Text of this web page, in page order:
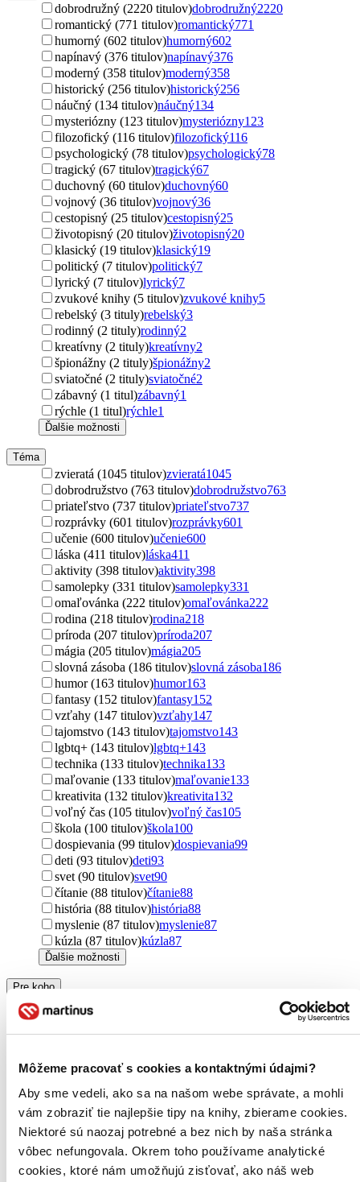
Môžeme pracovať s cookies a kontaktnými údajmi?
Aby sme vedeli, ako sa na našom webe správate, a mohli
vám zobraziť tie najlepšie tipy na knihy, zbierame cookies.
Niektoré sú naozaj potrebné a bez nich by naša stránka
vôbec nefungovala. Okrem toho používame analytické
cookies, ktoré nám umožňujú zisťovať, ako náš web
dobrodružný (2220 titulov)dobrodružný2220
romantický (771 titulov)romantický771
humorný (602 titulov)humorný602
napínavý (376 titulov)napínavý376
moderný (358 titulov)moderný358
historický (256 titulov)historický256
náučný (134 titulov)náučný134
mysteriózny (123 titulov)mysteriózny123
filozofický (116 titulov)filozofický116
psychologický (78 titulov)psychologický78
tragický (67 titulov)tragický67
duchovný (60 titulov)duchovný60
vojnový (36 titulov)vojnový36
cestopisný (25 titulov)cestopisný25
životopisný (20 titulov)životopisný20
klasický (19 titulov)klasický19
politický (7 titulov)politický7
lyrický (7 titulov)lyrický7
zvukové knihy (5 titulov)zvukové knihy5
rebelský (3 tituly)rebelský3
rodinný (2 tituly)rodinný2
kreatívny (2 tituly)kreatívny2
špionážny (2 tituly)špionážny2
sviatočné (2 tituly)sviatočné2
zábavný (1 titul)zábavný1
rýchle (1 titul)rýchle1
Ďalšie možnosti
Téma
zvieratá (1045 titulov)zvieratá1045
dobrodružstvo (763 titulov)dobrodružstvo763
priateľstvo (737 titulov)priateľstvo737
rozprávky (601 titulov)rozprávky601
učenie (600 titulov)učenie600
láska (411 titulov)láska411
aktivity (398 titulov)aktivity398
samolepky (331 titulov)samolepky331
omaľovánka (222 titulov)omaľovánka222
rodina (218 titulov)rodina218
príroda (207 titulov)príroda207
mágia (205 titulov)mágia205
slovná zásoba (186 titulov)slovná zásoba186
humor (163 titulov)humor163
fantasy (152 titulov)fantasy152
vzťahy (147 titulov)vzťahy147
tajomstvo (143 titulov)tajomstvo143
lgbtq+ (143 titulov)lgbtq+143
technika (133 titulov)technika133
maľovanie (133 titulov)maľovanie133
kreativita (132 titulov)kreativita132
voľný čas (105 titulov)voľný čas105
škola (100 titulov)škola100
dospievania (99 titulov)dospievania99
deti (93 titulov)deti93
svet (90 titulov)svet90
čítanie (88 titulov)čítanie88
história (88 titulov)história88
myslenie (87 titulov)myslenie87
kúzla (87 titulov)kúzla87
Ďalšie možnosti
Pre koho
pre deti (2214 titulov)
young adult (809 titulov)
pre deti a mládež (723 titulov)pre deti a mládež723
pre chlapcov (471 titulov)pre chlapcov471
pre ženy (239 titulov)pre ženy239
new adult (228 titulov)new adult228
pre dospelých (185 titulov) pre dospelých185
pre začínajúcich čitateľov (143 titulov)pre začínajúcich
čitateľov
143
pre mužov (112 titulov)pre mužov112